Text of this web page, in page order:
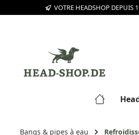
au contenu principal
Passer à la recherche
Passer à la navigation
VOTRE HEADSHOP DEPUIS
Bangs & pipes à eau